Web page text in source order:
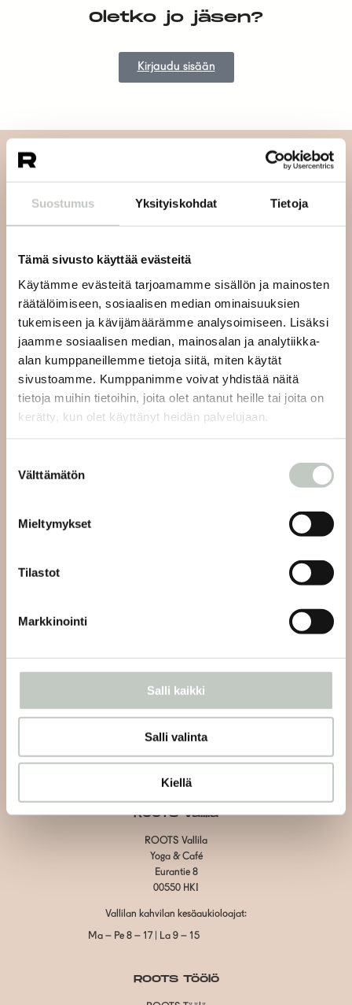
Suostumus Yksityiskohdat Tietoja
Tämä sivusto käyttää evästeitä
Käytämme evästeitä tarjoamamme sisällön ja mainosten
räätälöimiseen, sosiaalisen median ominaisuuksien
tukemiseen ja kävijämäärämme analysoimiseen. Lisäksi
jaamme sosiaalisen median, mainosalan ja analytiikka-
alan kumppaneillemme tietoja siitä, miten käytät
sivustoamme. Kumppanimme voivat yhdistää näitä
tietoja muihin tietoihin, joita olet antanut heille tai joita on
kerätty, kun olet käyttänyt heidän palvelujaan.
valinta
Välttämätön
Mieltymykset
Tilastot
Markkinointi
Salli kaikki
Salli valinta
Kiellä
Oletko jo jäsen?
Kirjaudu sisään
Tilaa
Lähetämme sinulle vastauksen viestiisi 48 tunnin sisällä
+358 50 5486084
Vallila:+358 40 1438600
Herttoniemi: +358 40 7526070
Tietosuojaseloste
Toimitus- ja maksuehdot
Evästeiden hallinta
ROOTS Vallila
ROOTS Vallila
Yoga & Café
Eurantie 8
00550 HKI
Vallilan kahvilan kesäaukioloajat:
Ma – Pe 8 – 17 | La 9 – 15
ROOTS Töölö